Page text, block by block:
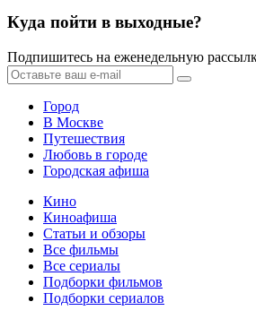
Куда пойти в выходные?
Подпишитесь на еженедельную
Город
В Москве
Путешествия
Любовь в городе
Городская афиша
Кино
Киноафиша
Статьи и обзоры
Все фильмы
Все сериалы
Подборки фильмов
Подборки сериалов